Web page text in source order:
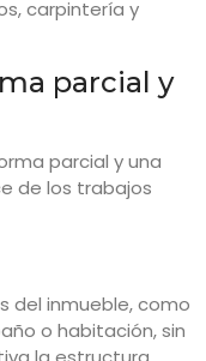
carpintería y
parcial y
parcial y una
de los trabajos
del inmueble, como
o habitación, sin